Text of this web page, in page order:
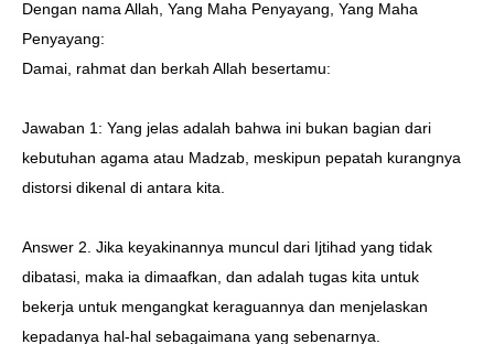
Dengan nama Allah, Yang Maha Penyayang, Yang Maha
Penyayang:
Damai, rahmat dan berkah Allah besertamu:
Jawaban 1: Yang jelas adalah bahwa ini bukan bagian dari
kebutuhan agama atau Madzab, meskipun pepatah kurangnya
distorsi dikenal di antara kita.
Answer 2. Jika keyakinannya muncul dari Ijtihad yang tidak
dibatasi, maka ia dimaafkan, dan adalah tugas kita untuk
bekerja untuk mengangkat keraguannya dan menjelaskan
kepadanya hal-hal sebagaimana yang sebenarnya.